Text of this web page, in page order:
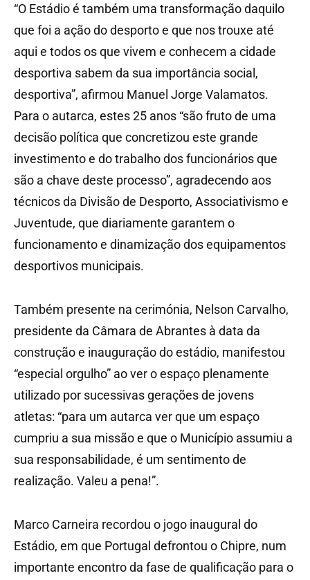
“O Estádio é também uma transformação daquilo
que foi a ação do desporto e que nos trouxe até
aqui e todos os que vivem e conhecem a cidade
desportiva sabem da sua importância social,
desportiva”, afirmou Manuel Jorge Valamatos.
Para o autarca, estes 25 anos “são fruto de uma
decisão política que concretizou este grande
investimento e do trabalho dos funcionários que
são a chave deste processo”, agradecendo aos
técnicos da Divisão de Desporto, Associativismo e
Juventude, que diariamente garantem o
funcionamento e dinamização dos equipamentos
desportivos municipais.
Também presente na cerimónia, Nelson Carvalho,
presidente da Câmara de Abrantes à data da
construção e inauguração do estádio, manifestou
“especial orgulho” ao ver o espaço plenamente
utilizado por sucessivas gerações de jovens
atletas: “para um autarca ver que um espaço
cumpriu a sua missão e que o Município assumiu a
sua responsabilidade, é um sentimento de
realização. Valeu a pena!”.
Marco Carneira recordou o jogo inaugural do
Estádio, em que Portugal defrontou o Chipre, num
importante encontro da fase de qualificação para o